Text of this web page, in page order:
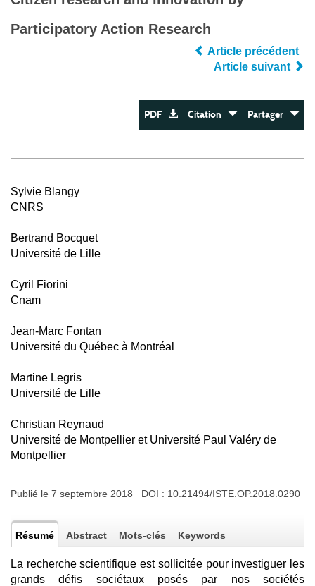
Participatory Action Research
Article précédent
Article suivant
PDF Citation Partager
Sylvie Blangy
CNRS
Bertrand Bocquet
Université de Lille
Cyril Fiorini
Cnam
Jean-Marc Fontan
Université du Québec à Montréal
Martine Legris
Université de Lille
Christian Reynaud
Université de Montpellier et Université Paul Valéry de
Montpellier
Publié le 7 septembre 2018 DOI : 10.21494/ISTE.OP.2018.0290
Résumé Abstract Mots-clés Keywords
La recherche scientifique est sollicitée pour investiguer les
grands défis sociétaux posés par nos sociétés